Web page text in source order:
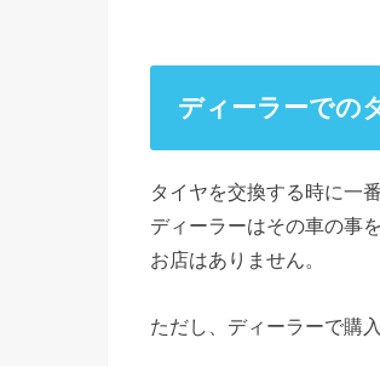
ディーラーでの
タイヤを交換する時に一
ディーラーはその車の事
お店はありません。
ただし、ディーラーで購